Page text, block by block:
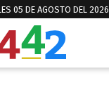
05 DE AGOSTO DEL 2026